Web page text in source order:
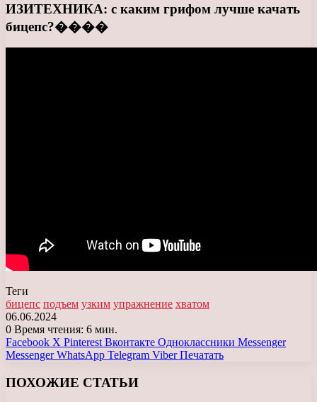
ИЗИТЕХНИКА: с каким грифом лучше качать
бицепс?����
Теги
бицепс подъем узким упражнение хватом
06.06.2024
0 Время чтения: 6 мин.
Facebook X Pinterest Вконтакте Одноклассники Messenger
Messenger WhatsApp Telegram Viber Печатать
ПОХОЖИЕ СТАТЬИ